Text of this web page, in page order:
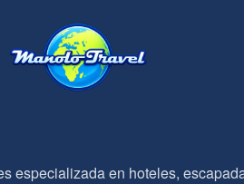
especializada en hoteles,